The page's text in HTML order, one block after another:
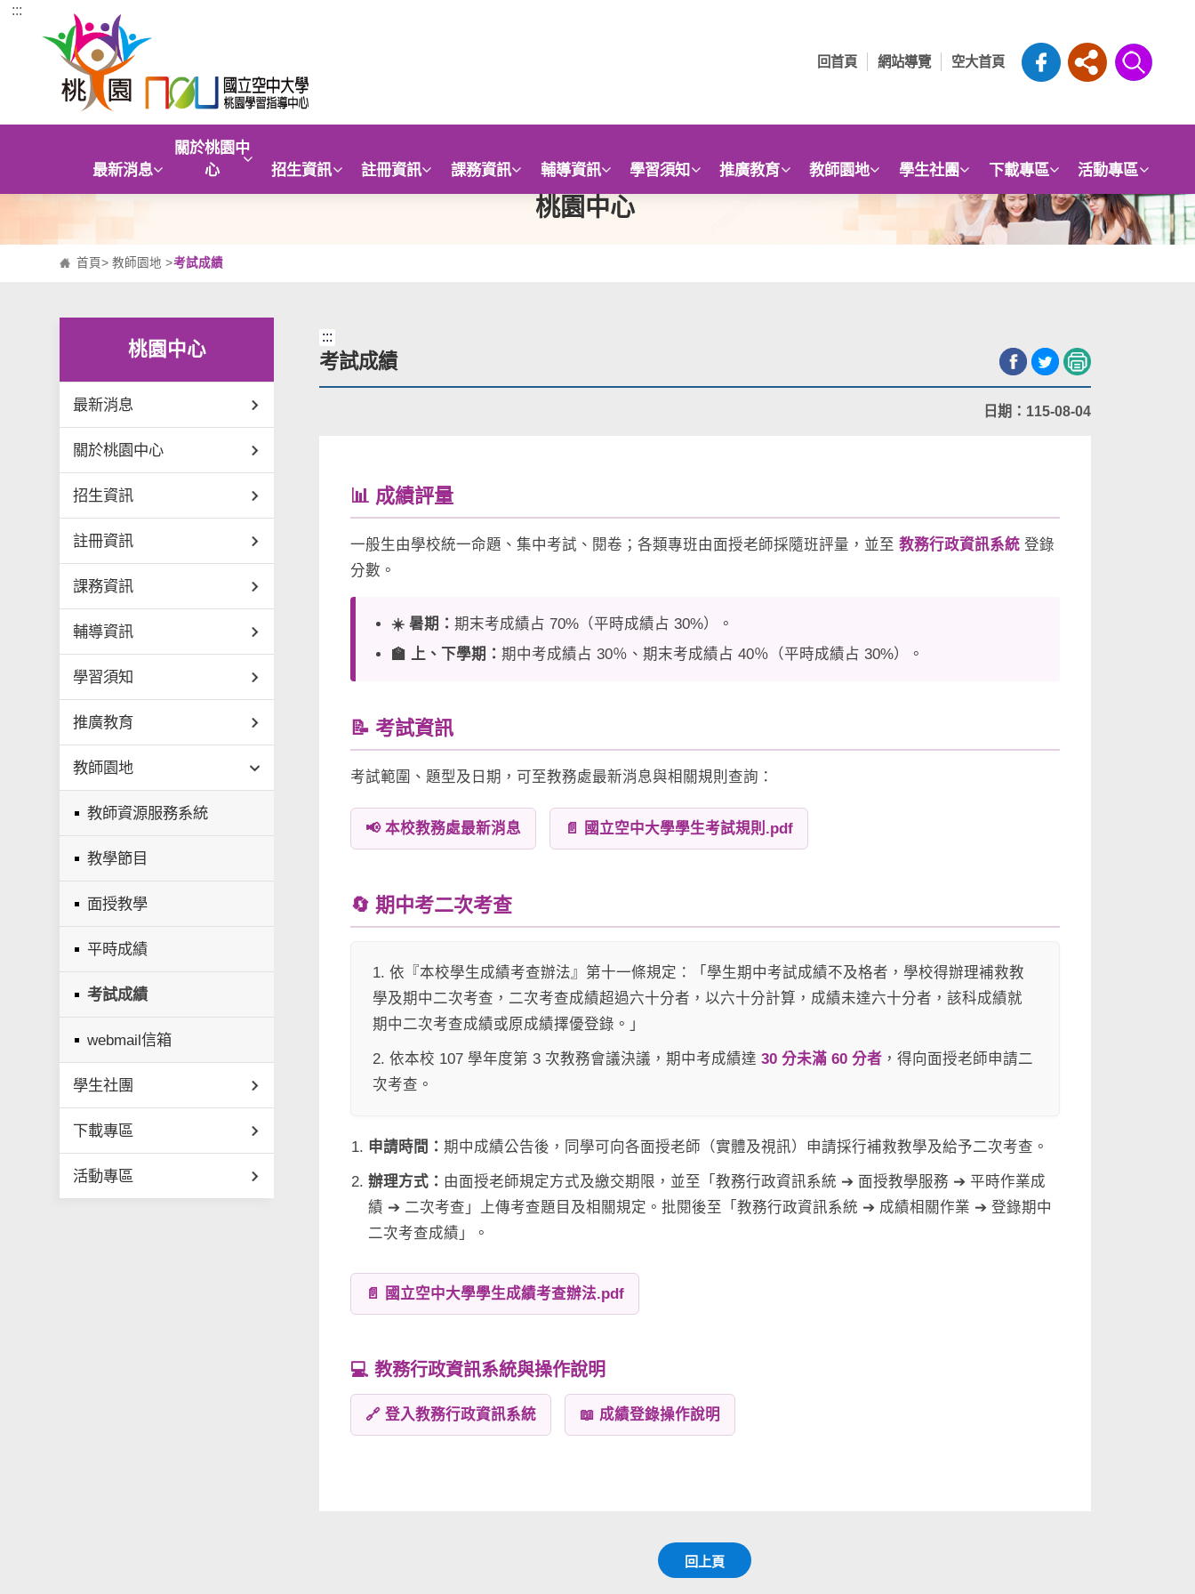
跳到主要內容區塊
:::
回首頁 網站導覽 空大首頁
最新消息
關於桃園中
心
招生資訊 註冊資訊 課務資訊 輔導資訊 學習須知 推廣教育 教師園地 學生社團 下載專區 活動專區
桃園中心
首頁>教師園地 >考試成績
桃園中心
最新消息
關於桃園中心
招生資訊
註冊資訊
課務資訊
輔導資訊
學習須知
推廣教育
教師園地
教師資源服務系統
教學節目
面授教學
平時成績
考試成績
webmail信箱
學生社團
下載專區
活動專區
:::
考試成績
日期：115-08-04
📊 成績評量
一般生由學校統一命題、集中考試、閱卷；各類專班由面授老師採隨班評量，並至教務行政資訊系統 登錄
分數。
☀️ 暑期：期末考成績占 70%（平時成績占 30%）。
🏫 上、下學期：期中考成績占 30％、期末考成績占 40％（平時成績占 30%）。
📝 考試資訊
考試範圍、題型及日期，可至教務處最新消息與相關規則查詢：
📢 本校教務處最新消息 📄 國立空中大學學生考試規則.pdf
🔄 期中考二次考查
1. 依『本校學生成績考查辦法』第十一條規定：「學生期中考試成績不及格者，學校得辦理補救教
學及期中二次考查，二次考查成績超過六十分者，以六十分計算，成績未達六十分者，該科成績就
期中二次考查成績或原成績擇優登錄。」
2. 依本校 107 學年度第 3 次教務會議決議，期中考成績達30 分未滿 60 分者 ，得向面授老師申請二
次考查。
申請時間：期中成績公告後，同學可向各面授老師（實體及視訊）申請採行補救教學及給予二次考查。
辦理方式： 由面授老師規定方式及繳交期限，並至「教務行政資訊系統 ➔ 面授教學服務 ➔ 平時作業成
績 ➔ 二次考查」上傳考查題目及相關規定。批閱後至「教務行政資訊系統 ➔ 成績相關作業 ➔ 登錄期中
二次考查成績」。
📄 國立空中大學學生成績考查辦法.pdf
💻 教務行政資訊系統與操作說明
🔗 登入教務行政資訊系統 📖 成績登錄操作說明
回上頁